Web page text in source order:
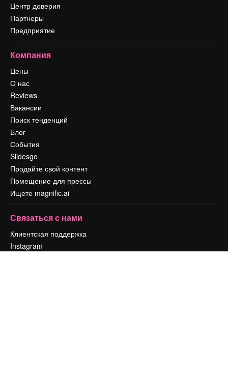
Центр доверия
Партнеры
Предприятие
Компания
Цены
О нас
Reviews
Вакансии
Поиск тенденций
Блог
События
Slidesgo
Продайте свой контент
Помещение для прессы
Ищете magnific.ai
Связаться с нами
Клиентская поддержка
Instagram